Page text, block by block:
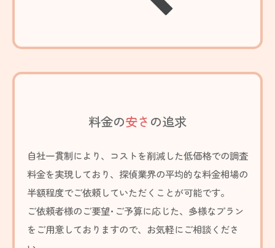
料金の安さ の追求
自社一貫制により、コストを削減した低価格での調査
料金を実現しており、探偵業界の平均的な料金相場の
半額程度でご依頼していただくことが可能です。
ご依頼者様のご要望･ご予算に応じた、 多様なプラン
をご用意しておりますので、お気軽にご相談くださ